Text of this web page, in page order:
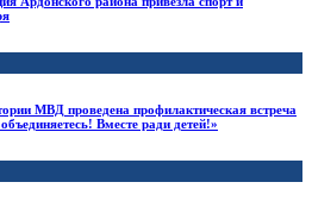
МВД проведена профилактическая встреча
Вместе ради детей!»